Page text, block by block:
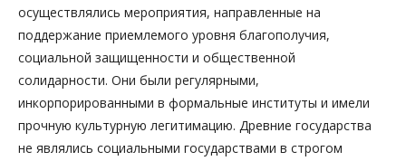
осуществлялись мероприятия, направленные на
поддержание приемлемого уровня благополучия,
социальной защищенности и общественной
солидарности. Они были регулярными,
инкорпорированными в формальные институты и имели
прочную культурную легитимацию. Древние государства
не являлись социальными государствами в строгом